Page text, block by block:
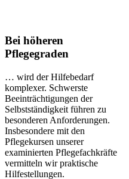
Bei höheren
Pflegegraden
… wird der Hilfebedarf
komplexer. Schwerste
Beeinträchtigungen der
Selbstständigkeit führen zu
besonderen Anforderungen.
Insbesondere mit den
Pflegekursen unserer
examinierten Pflegefachkräfte
vermitteln wir praktische
Hilfestellungen.